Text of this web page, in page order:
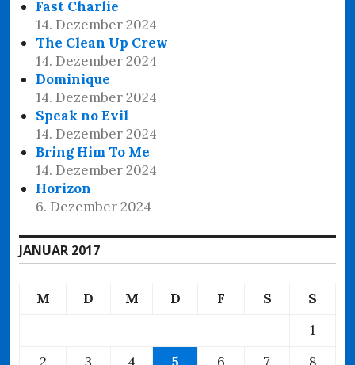
Fast Charlie
14. Dezember 2024
The Clean Up Crew
14. Dezember 2024
Dominique
14. Dezember 2024
Speak no Evil
14. Dezember 2024
Bring Him To Me
14. Dezember 2024
Horizon
6. Dezember 2024
JANUAR 2017
M D M D F S
S
1